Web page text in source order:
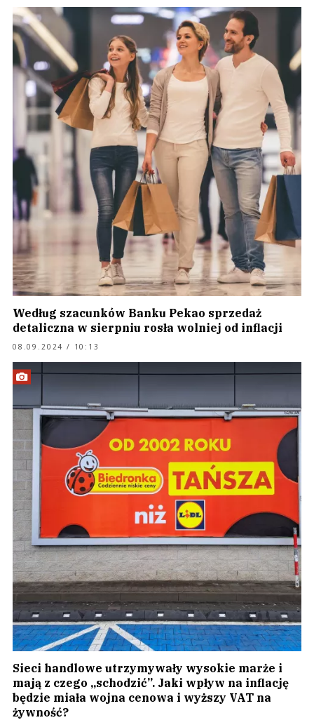
Według szacunków Banku Pekao sprzedaż
detaliczna w sierpniu rosła wolniej od inflacji
08.09.2024 / 10:13
Sieci handlowe utrzymywały wysokie marże i
mają z czego „schodzić”. Jaki wpływ na inflację
będzie miała wojna cenowa i wyższy VAT na
żywność?